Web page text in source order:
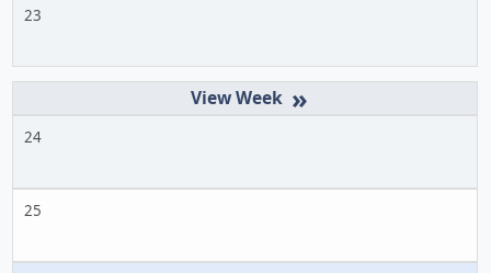
23
»
24
25